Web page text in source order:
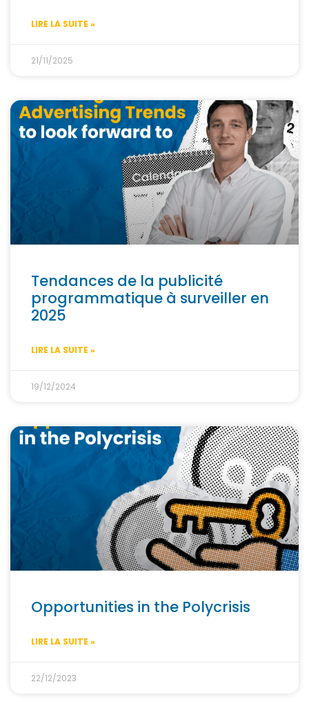
LIRE LA SUITE »
21/11/2025
Tendances de la publicité
programmatique à surveiller en
2025
LIRE LA SUITE »
19/12/2024
Opportunities in the Polycrisis
LIRE LA SUITE »
22/12/2023